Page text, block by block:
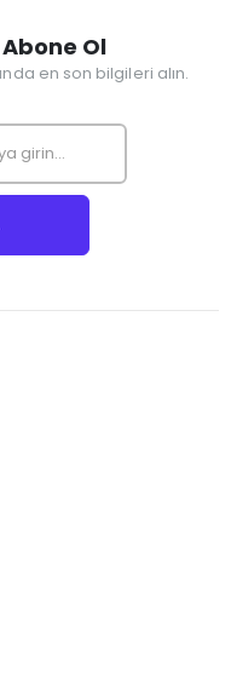
Ol
en son bilgileri alın.